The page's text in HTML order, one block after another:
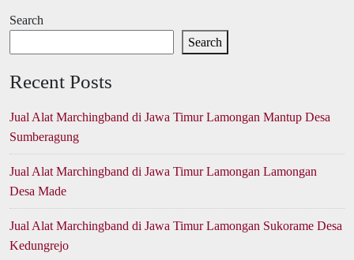
Search
Search
Recent Posts
Jual Alat Marchingband di Jawa Timur Lamongan Mantup Desa
Sumberagung
Jual Alat Marchingband di Jawa Timur Lamongan Lamongan
Desa Made
Jual Alat Marchingband di Jawa Timur Lamongan Sukorame Desa
Kedungrejo